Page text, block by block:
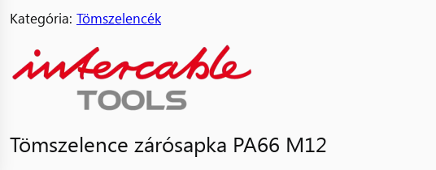
Kategória: Tömszelencék
Tömszelence zárósapka PA66 M12